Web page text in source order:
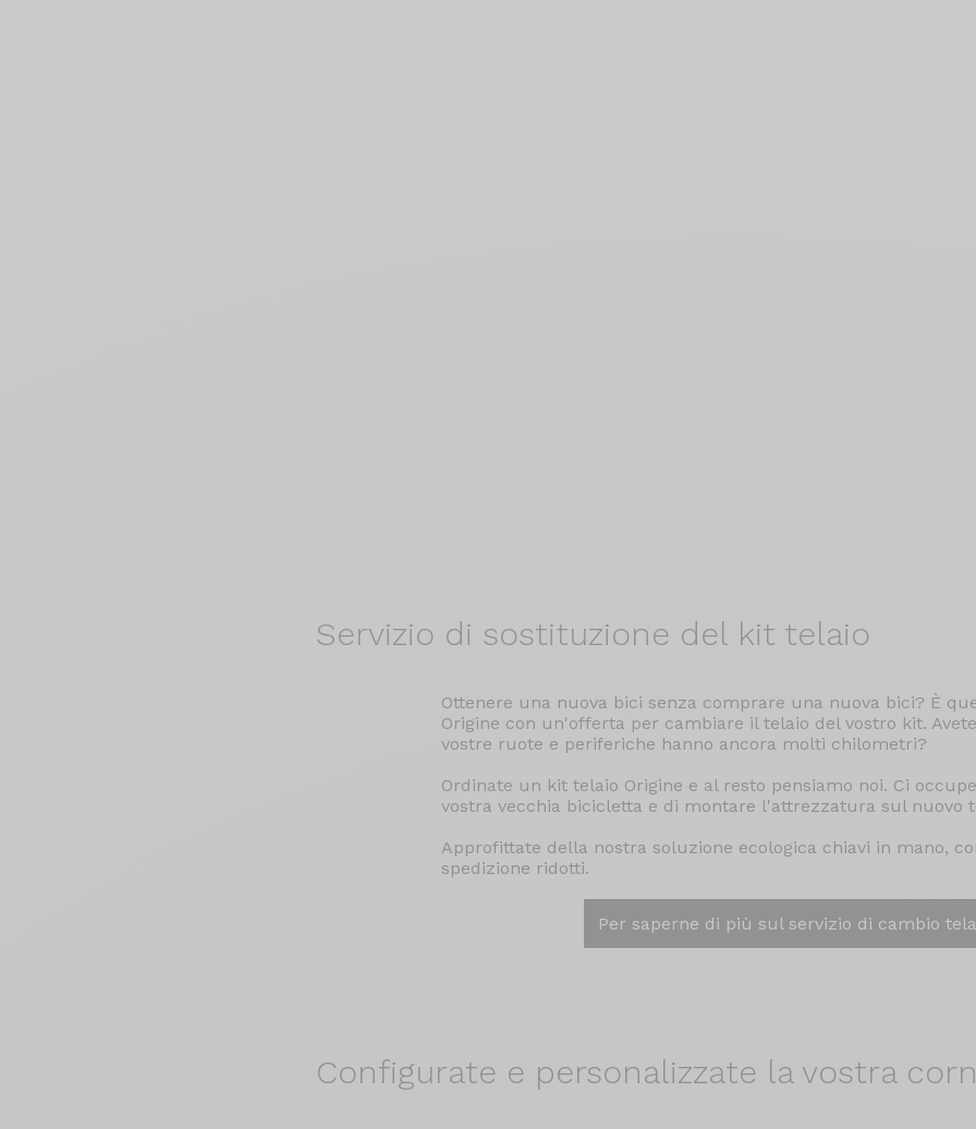
Servizio di sostituzione del kit telaio
Ottenere una nuova bici senza comprare una nuova bici? È
Origine con un'offerta per cambiare il telaio del vostro kit.
vostre ruote e periferiche hanno ancora molti chilometri?
Ordinate un kit telaio Origine e al resto pensiamo noi. Ci
vostra vecchia bicicletta e di montare l'attrezzatura sul nuovo
Approfittate della nostra soluzione ecologica chiavi in mano,
spedizione ridotti.
Per saperne di più sul servizio di cambio
Configurate e personalizzate la vostra